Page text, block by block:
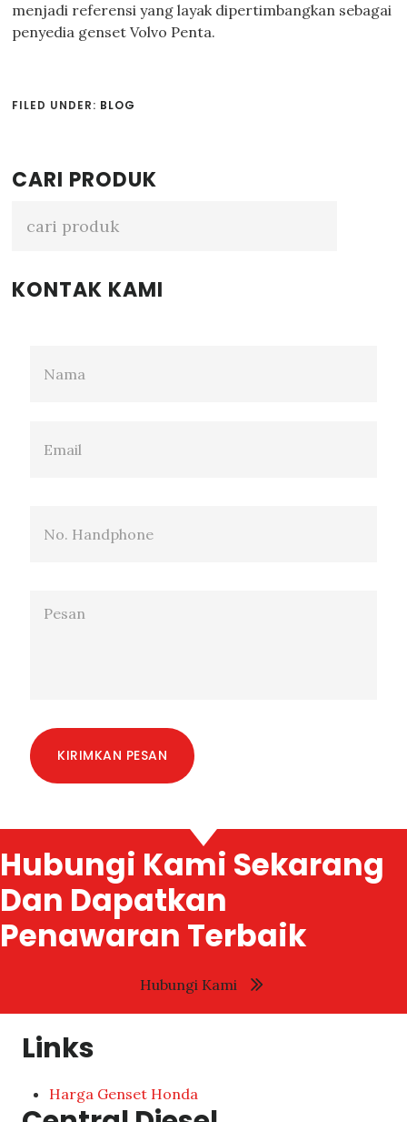
menjadi referensi yang layak dipertimbangkan sebagai
penyedia genset Volvo Penta.
FILED UNDER: BLOG
Primary
Sidebar
CARI PRODUK
KONTAK KAMI
KIRIMKAN PESAN
Hubungi Kami Sekarang
Dan Dapatkan
Penawaran Terbaik
Hubungi Kami
Links
Harga Genset Honda